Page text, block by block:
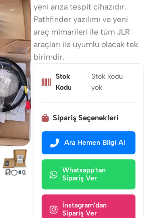
yeni arıza tespit cihazıdır.
Pathfinder yazılımı ve yeni
araç mimarileri ile tüm JLR
araçları ile uyumlu olacak tek
birimdir.
Stok
Kodu
Stok kodu
yok
Sipariş Seçenekleri
Ara Hemen Bilgi Al
Whatsapp'tan
Sipariş Ver
İnstagram'dan
Sipariş Ver